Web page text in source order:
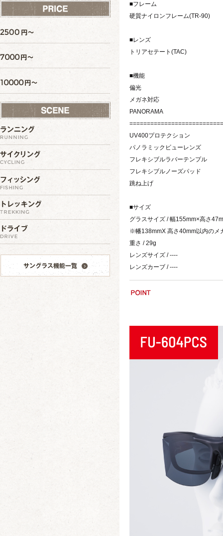
■フレーム
硬質ナイロンフレーム(TR-90)
■レンズ
トリアセテート(TAC)
■機能
偏光
メガネ対応
PANORAMA
UV400プロテクション
パノラミックビューレンズ
フレキシブルラバーテンプル
フレキシブルノーズパッド
跳ね上げ
■サイズ
グラスサイズ / 幅155mm×高さ47m
※幡138mmX 高さ40mm以内のメ
重さ / 29g
レンズサイズ / ----
レンズカーブ / ----